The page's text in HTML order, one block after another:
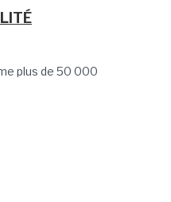
plus de 50 000